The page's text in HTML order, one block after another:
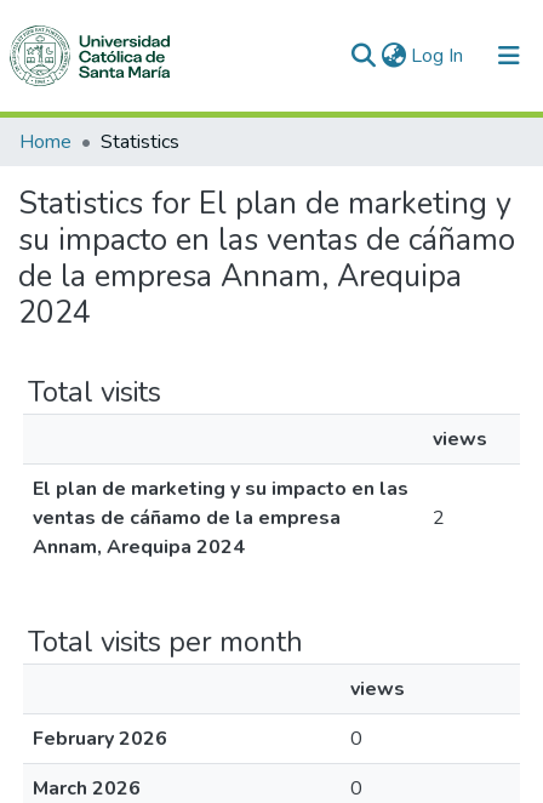
Log In (current)
Communities & Collections
All of DSpace
Home Statistics
Statistics for El plan de marketing y
su impacto en las ventas de cáñamo
de la empresa Annam, Arequipa
2024
Total visits
views
El plan de marketing y su impacto en las
ventas de cáñamo de la empresa
Annam, Arequipa 2024
2
Total visits per month
views
February 2026
0
March 2026
0